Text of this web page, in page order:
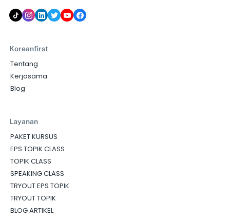
Koreanfirst
Tentang
Kerjasama
Blog
Layanan
PAKET KURSUS
EPS TOPIK CLASS
TOPIK CLASS
SPEAKING CLASS
TRYOUT EPS TOPIK
TRYOUT TOPIK
BLOG ARTIKEL